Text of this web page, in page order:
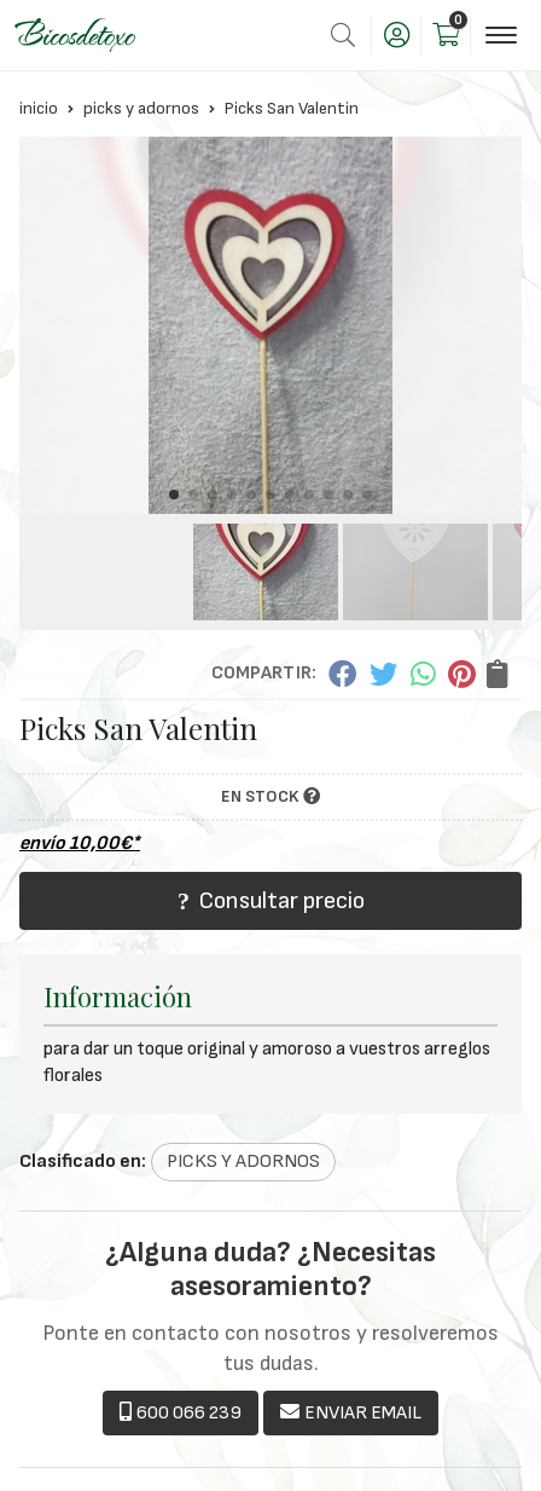
0
inicio picks y adornos Picks San Valentin
COMPARTIR:
Picks San Valentin
EN STOCK
envío10,00€*
Consultar precio
Información
para dar un toque original y amoroso a vuestros arreglos
florales
Clasificado en: PICKS Y ADORNOS
¿Alguna duda? ¿Necesitas
asesoramiento?
Ponte en contacto con nosotros y resolveremos
tus dudas.
600 066 239 ENVIAR EMAIL